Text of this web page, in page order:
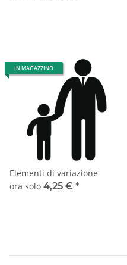
IN MAGAZZINO
Elementi di variazione
ora solo 4,25 € *